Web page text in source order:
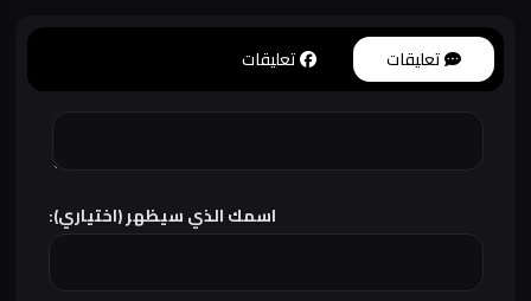
تعليقات تعليقات
اسمك الذي سيظهر (اختياري):